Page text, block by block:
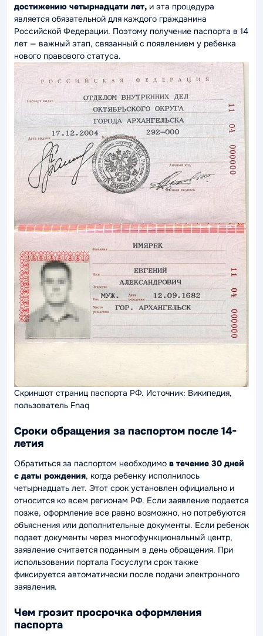
достижению четырнадцати лет, и эта процедура
является обязательной для каждого гражданина
Российской Федерации. Поэтому получение паспорта в 14
лет — важный этап, связанный с появлением у ребенка
нового правового статуса.
Скриншот страниц паспорта РФ. Источник: Википедия,
пользователь Fnaq
Сроки обращения за паспортом после 14-
летия
Обратиться за паспортом необходимо в течение 30 дней
с даты рождения, когда ребенку исполнилось
четырнадцать лет. Этот срок установлен официально и
относится ко всем регионам РФ. Если заявление подается
позже, оформление все равно возможно, но потребуются
объяснения или дополнительные документы. Если ребенок
подает документы через многофункциональный центр,
заявление считается поданным в день обращения. При
использовании портала Госуслуги срок также
фиксируется автоматически после подачи электронного
заявления.
Чем грозит просрочка оформления
паспорта